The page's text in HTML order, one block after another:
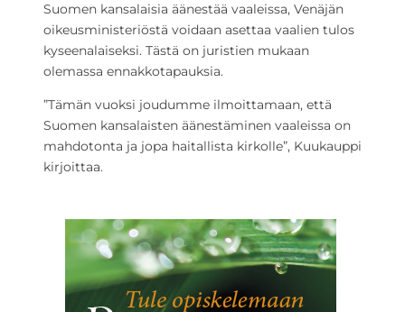
Suomen kansalaisia äänestää vaaleissa, Venäjän
oikeusministeriöstä voidaan asettaa vaalien tulos
kyseenalaiseksi. Tästä on juristien mukaan
olemassa ennakkotapauksia.
”Tämän vuoksi joudumme ilmoittamaan, että
Suomen kansalaisten äänestäminen vaaleissa on
mahdotonta ja jopa haitallista kirkolle”, Kuukauppi
kirjoittaa.